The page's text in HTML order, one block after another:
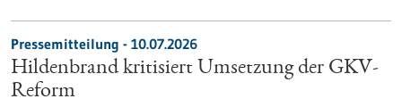
Pressemitteilung - 10.07.2026
Hildenbrand kritisiert Umsetzung der GKV-
Reform